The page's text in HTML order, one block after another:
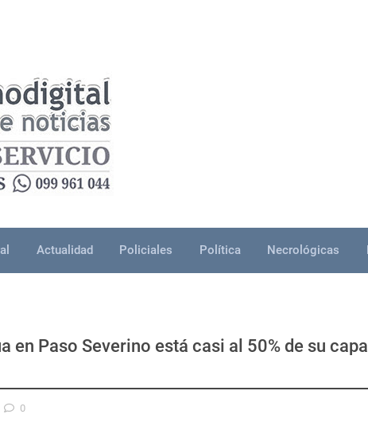
Actualidad Policiales Política Necrológicas
en Paso Severino está casi al 50% de su
0